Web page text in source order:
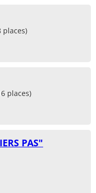
places)
places)
PAS"